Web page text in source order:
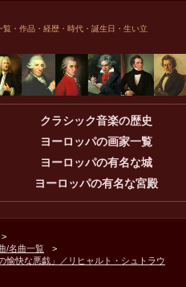
・作品・経歴・時代・誕生日・生い立
クラシック音楽の歴史
ヨーロッパの画家一覧
ヨーロッパの有名な城
ヨーロッパの有名な宮殿
/名曲一覧
愉快な悪戯」／リヒャルト・シュトラウ